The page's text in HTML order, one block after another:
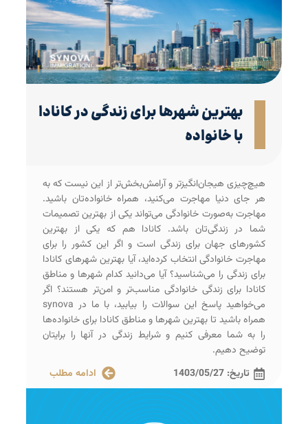
بهترین شهرها برای زندگی در کانادا
با خانواده
هیچ‌چیزی هیجان‌انگیزتر و آرامش‌بخش‌تر از این نیست که به
هر جای دنیا مهاجرت می‌کنید، همراه خانواده‌تان باشید.
مهاجرت به‌صورت خانوادگی می‌تواند یکی از بهترین تصمیمات
شما در زندگی‌تان باشد. کانادا هم که یکی از بهترین
کشورهای جهان برای زندگی است و اگر این کشور را برای
مهاجرت خانوادگی انتخاب کرده‌اید، آیا بهترین شهرهای کانادا
برای زندگی را می‌شناسید؟ آیا می‌دانید کدام شهرها و مناطق
کانادا برای زندگی خانوادگی مناسب‌تر و امن‌تر هستند؟ اگر
می‌خواهید پاسخ این سوالات را بیابید، با ما در synova
همراه باشید تا بهترین شهرها و مناطق کانادا برای خانواده‌ها
را به شما معرفی کنیم و شرایط زندگی در آنها را برایتان
توضیح دهیم.
تاریخ: 1403/05/27 ادامه مطلب